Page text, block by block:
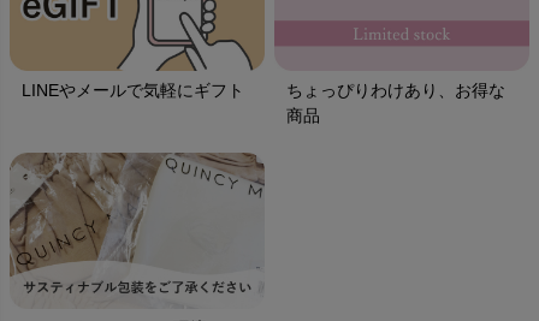
LINEやメールで気軽にギフト
ちょっぴりわけあり、お得な
商品